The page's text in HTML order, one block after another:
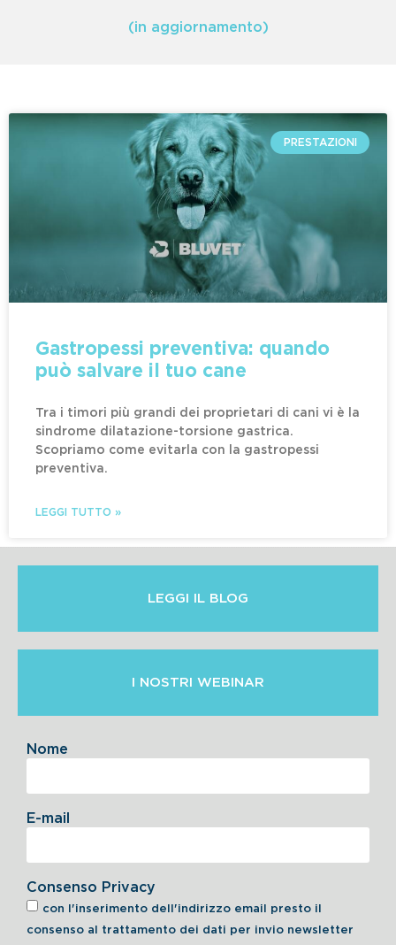
(in aggiornamento)
PRESTAZIONI
Gastropessi preventiva: quando
può salvare il tuo cane
Tra i timori più grandi dei proprietari di cani vi è la
sindrome dilatazione-torsione gastrica.
Scopriamo come evitarla con la gastropessi
preventiva.
LEGGI TUTTO »
LEGGI IL BLOG
I NOSTRI WEBINAR
Consenso Privacy
con l'inserimento dell'indirizzo email presto il
consenso al trattamento dei dati per invio newsletter
Nome
E-mail